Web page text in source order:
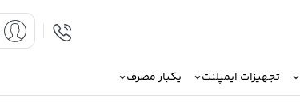
تجهیزات ایمپلنت یکبار مصرف